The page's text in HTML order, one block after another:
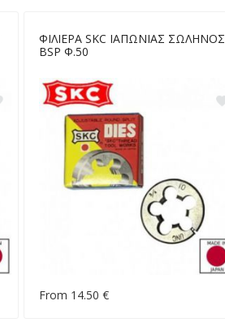
ΦΙΛΙΕΡΑ SKC ΙΑΠΩΝΙΑΣ ΣΩΛΗΝΟΣ
BSP Φ.50
From 14.50 €